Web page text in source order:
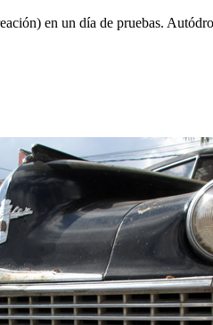
en un día de pruebas.